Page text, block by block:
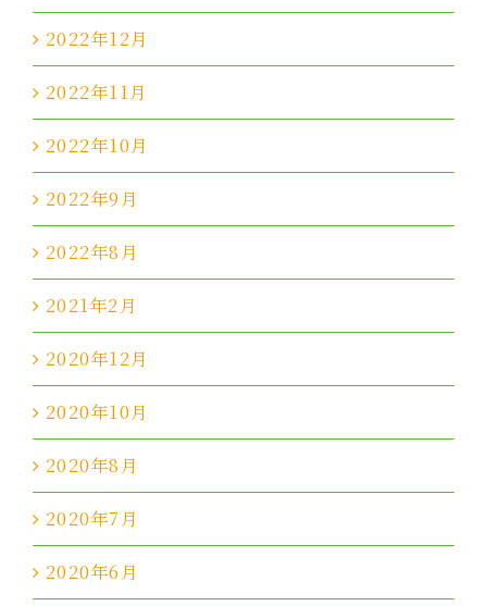
2022年12月
2022年11月
2022年10月
2022年9月
2022年8月
2021年2月
2020年12月
2020年10月
2020年8月
2020年7月
2020年6月